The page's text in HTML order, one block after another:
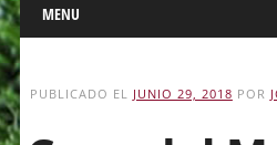
to
content
MENU
PUBLICADO EL JUNIO 29, 2018 POR